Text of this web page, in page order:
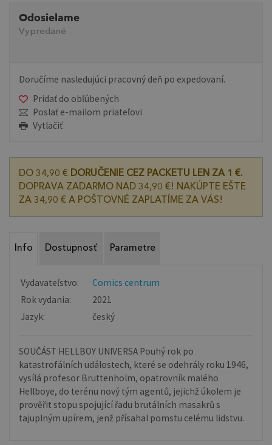
Odosielame
Vypredané
Doručíme nasledujúci pracovný deň po expedovaní.
Pridať do obľúbených
Poslať e-mailom priateľovi
Vytlačiť
DO 34,90 € DORUČENIE CEZ PACKETU LEN ZA 1 €.
DOPRAVA ZADARMO NAD 34,90 €! NAKÚPTE EŠTE
ZA 34,90 € A POŠTOVNÉ ZAPLATÍME ZA VÁS!
Info Dostupnosť Parametre
Vydavateľstvo:
Comics centrum
Rok vydania:
2021
Jazyk:
český
SOUČÁST HELLBOY UNIVERSA Pouhý rok po
katastrofálních událostech, které se odehrály roku 1946,
vysílá profesor Bruttenholm, opatrovník malého
Hellboye, do terénu nový tým agentů, jejichž úkolem je
prověřit stopu spojující řadu brutálních masakrů s
tajuplným upírem, jenž přísahal pomstu celému lidstvu.